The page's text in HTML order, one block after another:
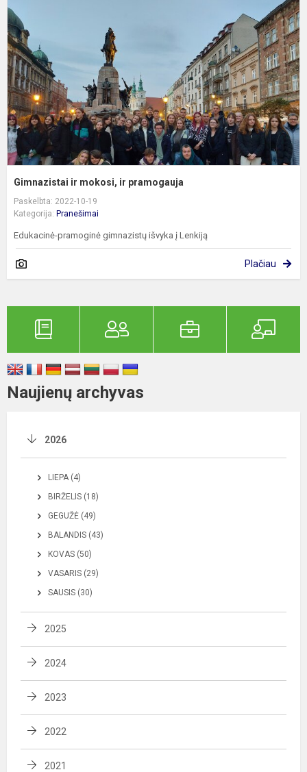
Gimnazistai ir mokosi, ir pramogauja
Paskelbta: 2022-10-19
Kategorija: Pranešimai
Edukacinė-pramoginė gimnazistų išvyka į Lenkiją
Plačiau
Naujienų archyvas
2026
LIEPA (4)
BIRŽELIS (18)
GEGUŽĖ (49)
BALANDIS (43)
KOVAS (50)
VASARIS (29)
SAUSIS (30)
2025
2024
2023
2022
2021